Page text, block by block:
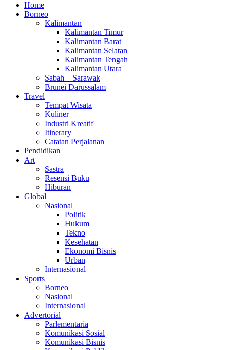
Home
Borneo
Kalimantan
Kalimantan Timur
Kalimantan Barat
Kalimantan Selatan
Kalimantan Tengah
Kalimantan Utara
Sabah – Sarawak
Brunei Darussalam
Travel
Tempat Wisata
Kuliner
Industri Kreatif
Itinerary
Catatan Perjalanan
Pendidikan
Art
Sastra
Resensi Buku
Hiburan
Global
Nasional
Politik
Hukum
Tekno
Kesehatan
Ekonomi Bisnis
Urban
Internasional
Sports
Borneo
Nasional
Internasional
Advertorial
Parlementaria
Komunikasi Sosial
Komunikasi Bisnis